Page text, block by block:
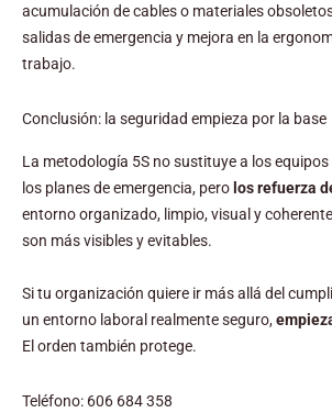
acumulación de cables o materiales
salidas de emergencia y mejora en la
trabajo.
Conclusión: la seguridad empieza por la base
La metodología 5S no sustituye a los
los planes de emergencia, perolos refuerza
entorno organizado, limpio, visual y
son más visibles y evitables.
Si tu organización quiere ir más allá del
un entorno laboral realmente seguro,
El orden también protege.
Teléfono: 606 684 358